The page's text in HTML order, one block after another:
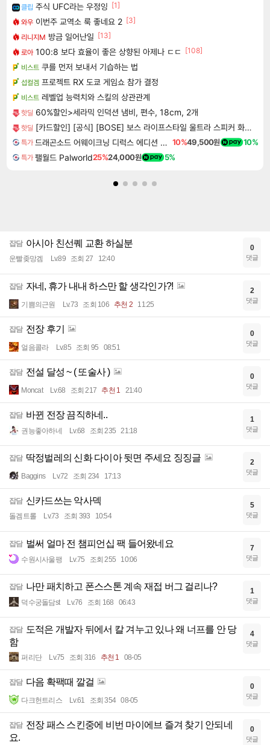
클립 주식 UFC라는 우정잉 [1]
와우 이번주 교역소 룩 좋네요 2 [3]
리니지M 방금 일어난일 [13]
로아 100:8 보다 효율이 좋은 상향된 아제나 ㄷㄷ
[108]
비스트 쿠를 먼저 보내서 기습하는 법
섭컬겜 프로젝트 RX 도쿄 게임쇼 참가 결정
비스트 레벨업 능력치와 스킬의 상관관계
핫딜 60%할인>세라믹 인덕션 냄비, 편수, 18cm, 2개
핫딜 [카드할인] [공식] [BOSE] 보스 라이프스타일 울트라 스피커 화이트
특가 드래곤소드 어웨이크닝 디럭스 에디션 DragonSword Awakening Deluxe Edition 10%49,500원 10%
특가 팰월드 Palworld25%24,000원 5%
잡담 아시아 친선퀘 교환 하실분
운빨좆망겜 Lv.89 조회 27 12:40
0
댓글
잡담 자네, 휴가 내내 하스만 할 생각인가?!
기쁨의근원 Lv.73 조회 106 추천 2 11:25
2
댓글
잡담 전장 후기
얼음콜라 Lv.85 조회 95 08:51
0
댓글
잡담 전설 달성 ~ ( 또술사 )
Moncat Lv.68 조회 217 추천 1 21:40
0
댓글
잡담 바뀐 전장 끔직하네..
권능좋아하네 Lv.68 조회 235 21:18
1
댓글
잡담 딱정벌레의 신화 다이아 뒷면 주세요 징징글
Baggins Lv.72 조회 234 17:13
2
댓글
잡담 신카드쓰는 악사덱
돌겜트롤 Lv.73 조회 393 10:54
5
댓글
잡담 벌써 얼마 전 챔피언십 팩 들어왔네요
수원시사울팽 Lv.75 조회 255 10:06
7
댓글
잡담 나만 패치하고 폰스스톤 계속 재접 버그 걸리나?
덕수궁돌담st Lv.76 조회 168 06:43
1
댓글
잡담 도적은 개발자 뒤에서 칼 겨누고 있나 왜 너프를 안 당
함
퍼리단 Lv.75 조회 316 추천 1 08-05
4
댓글
잡담 다음 확팩때 깔걸
다크헌트리스 Lv.61 조회 354 08-05
0
댓글
잡담 전장 패스 스킨중에 비번 마이에브 즐겨 찾기 안되네
요.
0
댓글